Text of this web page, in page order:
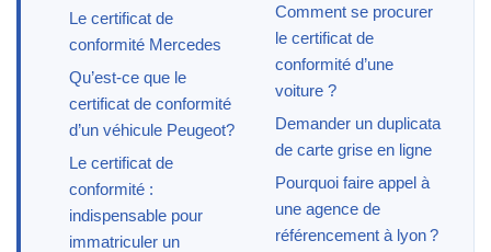
Le certificat de
conformité Mercedes
Qu’est-ce que le
certificat de conformité
d’un véhicule Peugeot?
Le certificat de
conformité :
indispensable pour
immatriculer un
Comment se procurer
le certificat de
conformité d’une
voiture ?
Demander un duplicata
de carte grise en ligne
Pourquoi faire appel à
une agence de
référencement à lyon ?